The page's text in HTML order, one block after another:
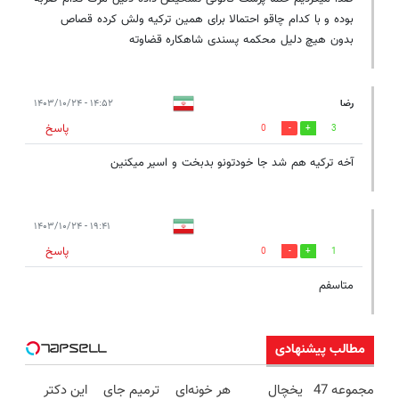
بوده و با کدام چاقو احتمالا برای همین ترکیه ولش کرده قصاص
بدون هیچ دلیل محکمه پسندی شاهکاره قضاوته
رضا ۱۴:۵۲ - ۱۴۰۳/۱۰/۲۴
3
0
پاسخ
آخه ترکیه هم شد جا خودتونو بدبخت و اسیر میکنین
۱۹:۴۱ - ۱۴۰۳/۱۰/۲۴
1
0
پاسخ
متاسفم
مطالب پیشنهادی
مجموعه 47 یخچال
هر خونه‌ای
ترمیم جای
این دکتر